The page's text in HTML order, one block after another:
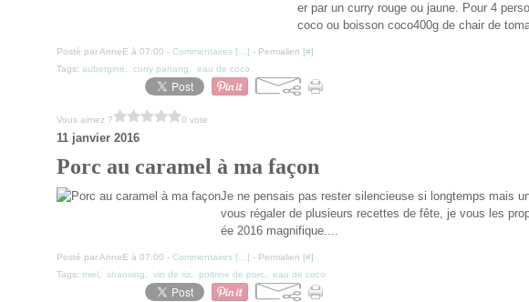
er par un curry rouge ou jaune. Pour 4
coco ou boisson coco400g de chair de
Posté par AnneE à 07:00 - Commentaires [ ] - Permalien [#]
Tags: aubergine curry panang eau de coco
Vous aimez ? 0 vote
11 janvier 2016
Porc au caramel à ma façon
Je ne pensais pas rester silencieuse si longtemps mais
vous régaler de plusieurs recettes de fête, je vous les
ée 2016 magnifique....
Posté par AnneE à 07:00 - Commentaires [ ] - Permalien [#]
Tags: miel shaoxing vin de riz poitrine de porc eau de coco